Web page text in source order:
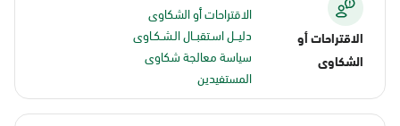
الاقتراحات أو
الشكاوى
الاقتراحات أو الشكاوى
دليــل اسـتقبــال الـشـكـاوى
سياسة معالجة شكاوى
المستفيدين